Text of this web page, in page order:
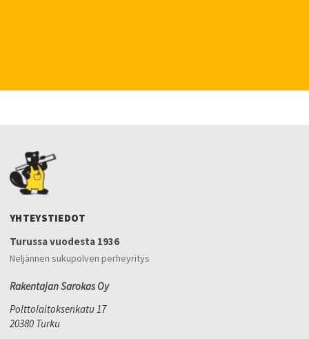
YHTEYSTIEDOT
Turussa vuodesta 1936
Neljännen sukupolven perheyritys
Rakentajan Sarokas Oy
Polttolaitoksenkatu 17
20380 Turku